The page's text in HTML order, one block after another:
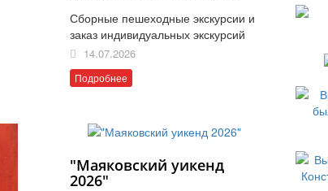
Сборные пешеходные экскурсии и
заказ индивидуальных экскурсий
14.07.2026
Подробнее
"Маяковский уикенд
2026"